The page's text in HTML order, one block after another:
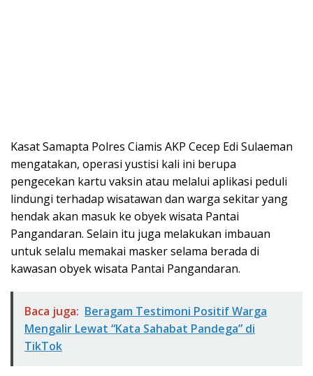
Kasat Samapta Polres Ciamis AKP Cecep Edi Sulaeman
mengatakan, operasi yustisi kali ini berupa
pengecekan kartu vaksin atau melalui aplikasi peduli
lindungi terhadap wisatawan dan warga sekitar yang
hendak akan masuk ke obyek wisata Pantai
Pangandaran. Selain itu juga melakukan imbauan
untuk selalu memakai masker selama berada di
kawasan obyek wisata Pantai Pangandaran.
Baca juga: Beragam Testimoni Positif Warga
Mengalir Lewat “Kata Sahabat Pandega” di
TikTok